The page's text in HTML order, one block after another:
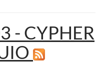
- CYPHER